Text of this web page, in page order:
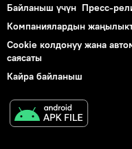
Байланыш үчүн Пресс-
Компаниялардын
Cookie колдонуу жана
саясаты
Кайра байланыш